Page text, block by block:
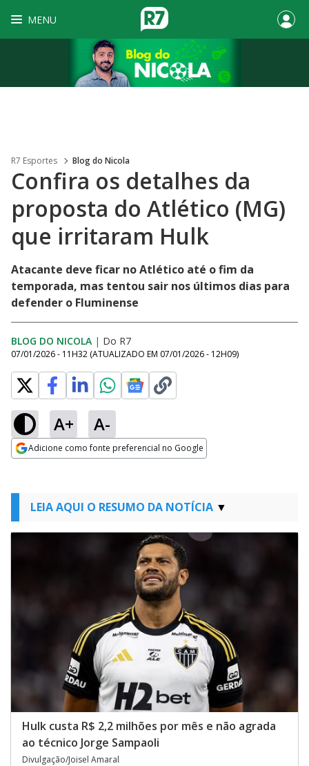
MENU
R7 Esportes Blog do Nicola
Confira os detalhes da
proposta do Atlético (MG)
que irritaram Hulk
Atacante deve ficar no Atlético até o fim da
temporada, mas tentou sair nos últimos dias para
defender o Fluminense
BLOG DO NICOLA | Do R7
07/01/2026 - 11H32 (ATUALIZADO EM 07/01/2026 - 12H09)
A+ A-
Adicione como fonte preferencial no Google
LEIA AQUI O RESUMO DA NOTÍCIA
Hulk custa R$ 2,2 milhões por mês e não agrada
ao técnico Jorge Sampaoli
Divulgação/Joisel Amaral